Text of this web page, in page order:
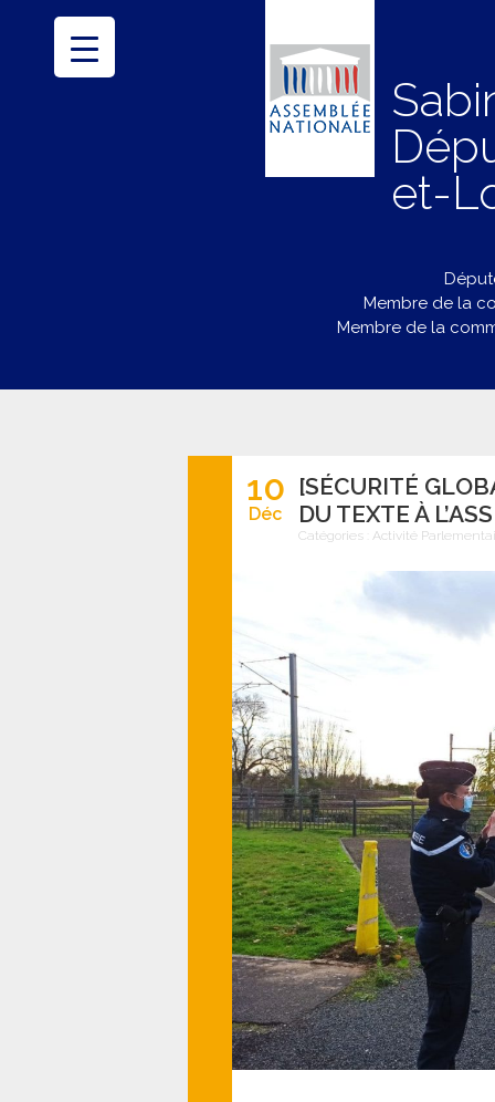
et-
Membre de la
Membre de la
10
Déc
[SÉCURITÉ
DU TEXTE À
Catégories : Activité